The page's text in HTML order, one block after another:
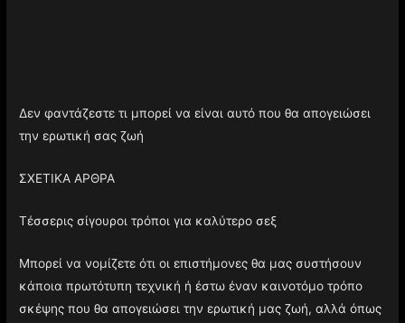
Δεν φαντάζεστε τι μπορεί να είναι αυτό που θα απογειώσει
την ερωτική σας ζωή
ΣΧΕΤΙΚΑ ΑΡΘΡΑ
Τέσσερις σίγουροι τρόποι για καλύτερο σεξ
Μπορεί να νομίζετε ότι οι επιστήμονες θα μας συστήσουν
κάποια πρωτότυπη τεχνική ή έστω έναν καινοτόμο τρόπο
σκέψης που θα απογειώσει την ερωτική μας ζωή, αλλά όπως